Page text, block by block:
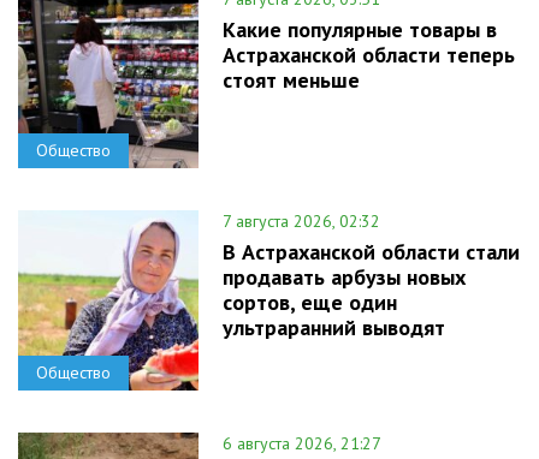
Общество
Какие популярные товары в
Астраханской области теперь
стоят меньше
Общество
7 августа 2026, 02:32
В Астраханской области стали
продавать арбузы новых
сортов, еще один
ультраранний выводят
6 августа 2026, 21:27